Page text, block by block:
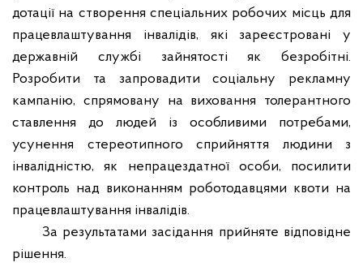
дотації на створення спеціальних робочих місць для
працевлаштування інвалідів, які зареєстровані у
державній службі зайнятості як безробітні.
Розробити та запровадити соціальну рекламну
кампанію, спрямовану на виховання толерантного
ставлення до людей із особливими потребами,
усунення стереотипного сприйняття людини з
інвалідністю, як непрацездатної особи, посилити
контроль над виконанням роботодавцями квоти на
працевлаштування інвалідів.
За результатами засідання прийняте відповідне
рішення.